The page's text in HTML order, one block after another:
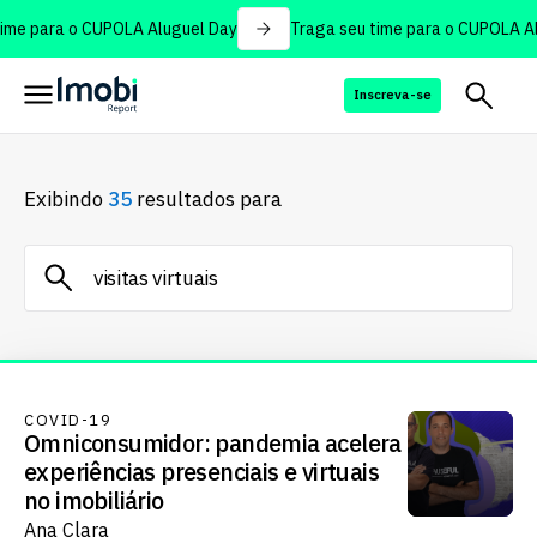
para o CUPOLA Aluguel Day Traga seu time para o CUPOLA
Inscreva-se
Exibindo 35 resultados para
COVID-19
Omniconsumidor: pandemia acelera
experiências presenciais e virtuais
no imobiliário
Ana Clara